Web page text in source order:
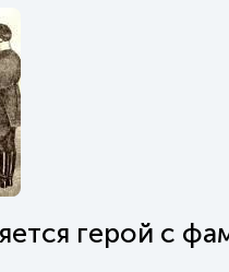
герой с